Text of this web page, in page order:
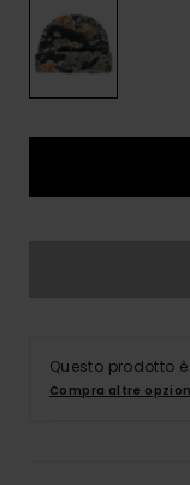
Questo prodotto
Compra altre